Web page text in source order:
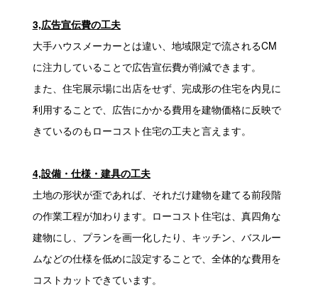
3,広告宣伝費の工夫
大手ハウスメーカーとは違い、地域限定で流されるCM
に注力していることで広告宣伝費が削減できます。
また、住宅展示場に出店をせず、完成形の住宅を内見に
利用することで、広告にかかる費用を建物価格に反映で
きているのもローコスト住宅の工夫と言えます。
4,設備・仕様・建具の工夫
土地の形状が歪であれば、それだけ建物を建てる前段階
の作業工程が加わります。ローコスト住宅は、真四角な
建物にし、プランを画一化したり、キッチン、バスルー
ムなどの仕様を低めに設定することで、全体的な費用を
コストカットできています。